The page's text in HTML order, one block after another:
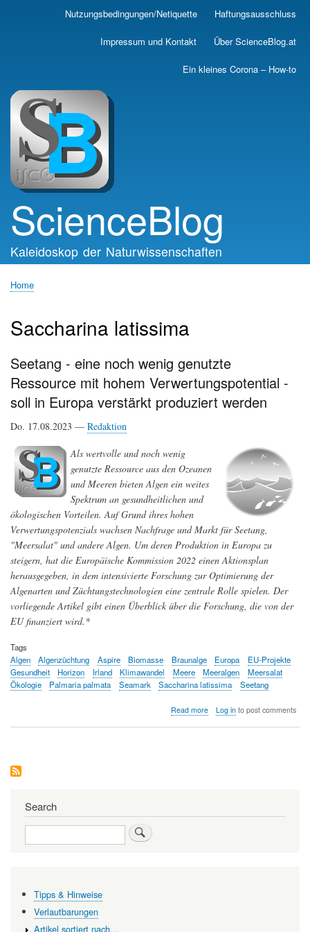
Skip
main
Nutzungsbedingungen/Netiquette Haftungsausschluss
Impressum und Kontakt Über ScienceBlog.at
Ein kleines Corona – How-to
ScienceBlog
Kaleidoskop der Naturwissenschaften
Home
Saccharina latissima
Seetang - eine noch wenig genutzte
Ressource mit hohem Verwertungspotential -
soll in Europa verstärkt produziert werden
Do. 17.08.2023 — Redaktion
Als wertvolle und noch wenig
genutzte Ressource aus den Ozeanen
und Meeren bieten Algen ein weites
Spektrum an gesundheitlichen und
ökologischen Vorteilen. Auf Grund ihres hohen
Verwertungspotenzials wachsen Nachfrage und Markt für Seetang,
"Meersalat" und andere Algen. Um deren Produktion in Europa zu
steigern, hat die Europäische Kommission 2022 einen Aktionsplan
herausgegeben, in dem intensivierte Forschung zur Optimierung der
Algenarten und Züchtungstechnologien eine zentrale Rolle spielen. Der
vorliegende Artikel gibt einen Überblick über die Forschung, die von der
EU finanziert wird.*
Tags
Algen
Algenzüchtung Aspire Biomasse Braunalge Europa
EU-Projekte
Gesundheit
Horizon Irland Klimawandel Meere Meeralgen
Meersalat
Ökologie
Palmaria palmata Seamark Saccharina latissima Seetang
Read moreabout
hohem
Log into post comments
Search
Search
Tipps & Hinweise
Verlautbarungen
Artikel sortiert nach…